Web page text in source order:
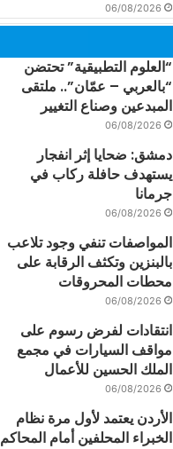
06/08/2026
“العلوم التطبيقية” تحتضن
“بالعربي – عمّان”.. ملتقى
المبدعين وصناع التغيير
06/08/2026
دمشق: ضحايا إثر انفجار
يستهدف حافلة ركاب في
جرمانا
06/08/2026
المواصفات تنفي وجود تلاعب
بالبنزين وتكثف الرقابة على
محطات المحروقات
06/08/2026
انتقادات لفرض رسوم على
مواقف السيارات في مجمع
الملك الحسين للأعمال
06/08/2026
الأردن يعتمد لأول مرة نظام
الخبراء المحلفين أمام المحاكم